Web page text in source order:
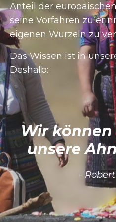
Anteil der
seine Vorfahren zu
eigenen Wurzeln zu
Das Wissen ist in
Deshalb:
Wir
unsere
-